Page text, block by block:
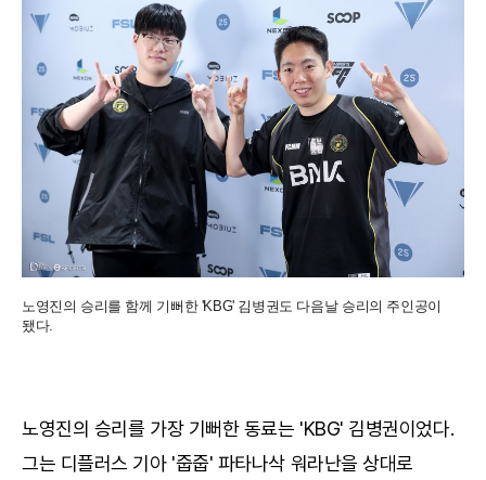
노영진의 승리를 함께 기뻐한 'KBG' 김병권도 다음날 승리의 주인공이
됐다.
노영진의 승리를 가장 기뻐한 동료는 'KBG' 김병권이었다.
그는 디플러스 기아 '줍줍' 파타나삭 워라난을 상대로